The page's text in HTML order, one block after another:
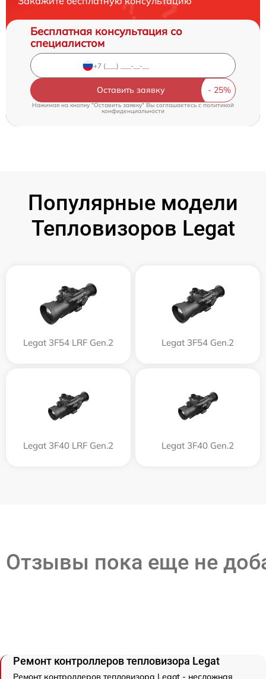
Бесплатная консультация со
специалистом
Оставить заявку
Нажимая на кнопку "Оставить заявку" Вы соглашаетесь c политикой
конфиденциальности
Популярные модели
Тепловизоров Legat
Legat 3F54 LRF Gen.2 Legat 3F54 Gen.2
Legat 3F40 LRF Gen.2 Legat 3F40 Gen.2
Отзывы пока еще не
Ремонт контроллеров тепловизора Legat
Ремонт контроллеров тепловизора Legat - несложная